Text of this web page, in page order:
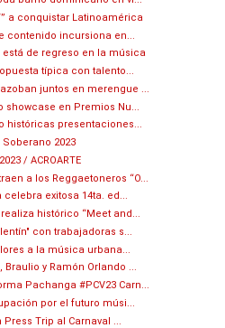
a conquistar Latinoamérica
contenido incursiona en...
está de regreso en la música
típica con talento...
juntos en merengue ...
showcase en Premios Nu...
históricas presentaciones...
2023
/ ACROARTE
a los Reggaetoneros “O...
celebra exitosa 14ta. ed...
histórico “Meet and...
con trabajadoras s...
a la música urbana...
Braulio y Ramón Orlando ...
Pachanga #PCV23 Carn...
por el futuro músi...
Press Trip al Carnaval ...